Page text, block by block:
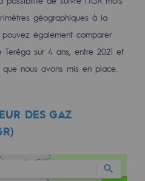
méthanisation ?
de référence sur le
et opportunités
géographiques à la
également comparer
Teréga sur 4 ans, entre 2021 et
nous avons mis en place.
DES GAZ